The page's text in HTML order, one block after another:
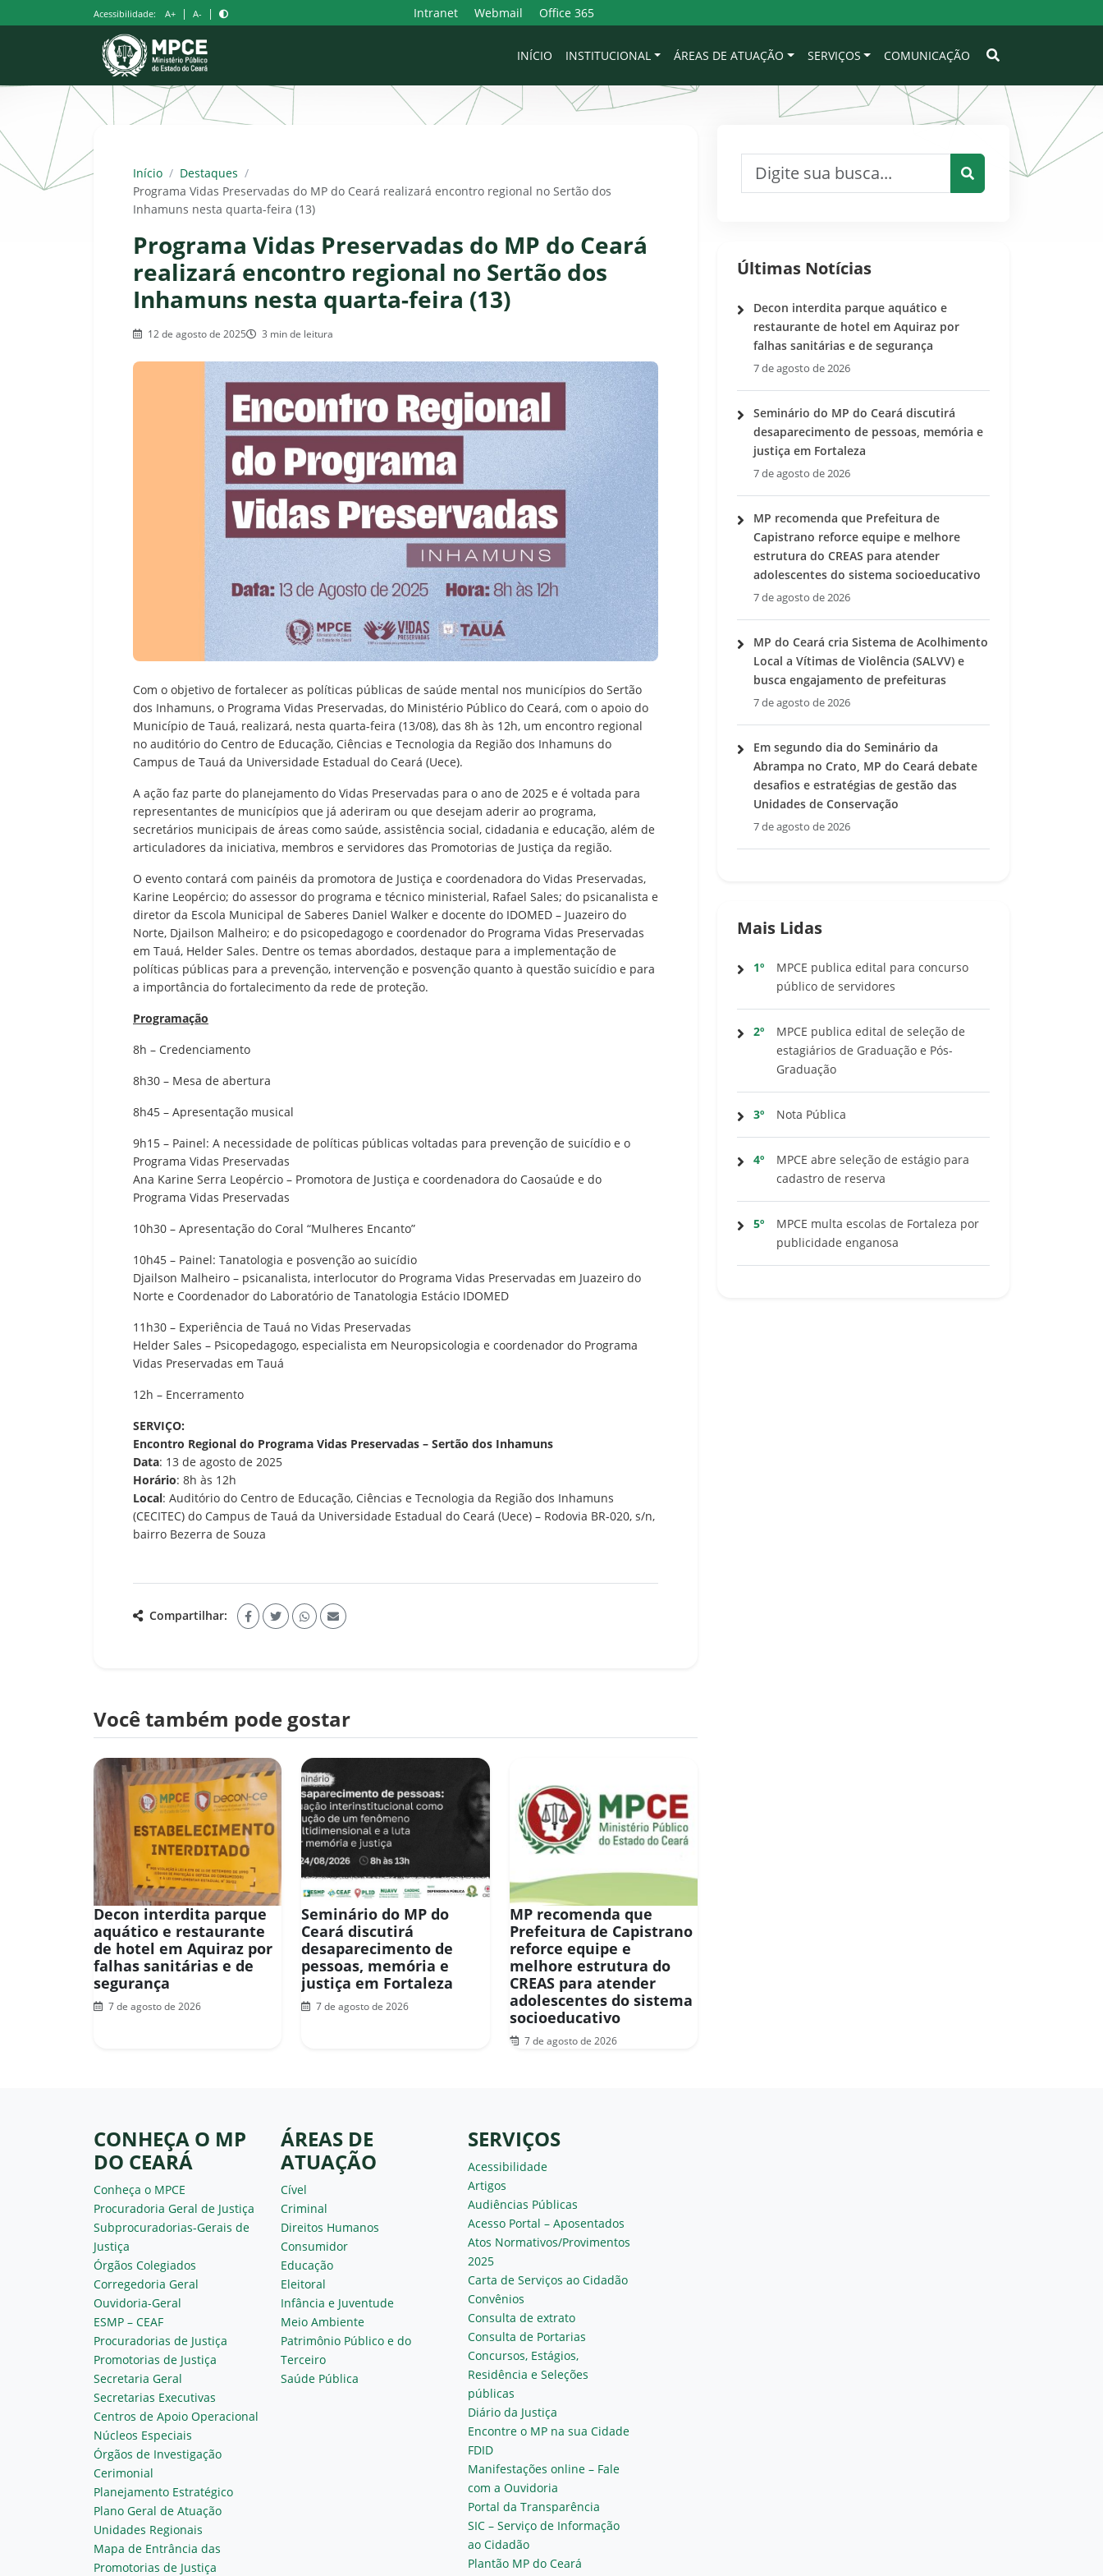
para
Acessibilidade: A+ | A- | Intranet Webmail Office 365
INÍCIO INSTITUCIONAL ÁREAS DE ATUAÇÃO SERVIÇOS COMUNICAÇÃO
Início / Destaques /
Programa Vidas Preservadas do MP do Ceará realizará encontro regional no Sertão dos
Inhamuns nesta quarta-feira (13)
Programa Vidas Preservadas do MP do Ceará
realizará encontro regional no Sertão dos
Inhamuns nesta quarta-feira (13)
12 de agosto de 2025 3 min de leitura
Com o objetivo de fortalecer as políticas públicas de saúde mental nos municípios do Sertão
dos Inhamuns, o Programa Vidas Preservadas, do Ministério Público do Ceará, com o apoio do
Município de Tauá, realizará, nesta quarta-feira (13/08), das 8h às 12h, um encontro regional
no auditório do Centro de Educação, Ciências e Tecnologia da Região dos Inhamuns do
Campus de Tauá da Universidade Estadual do Ceará (Uece).
A ação faz parte do planejamento do Vidas Preservadas para o ano de 2025 e é voltada para
representantes de municípios que já aderiram ou que desejam aderir ao programa,
secretários municipais de áreas como saúde, assistência social, cidadania e educação, além de
articuladores da iniciativa, membros e servidores das Promotorias de Justiça da região.
O evento contará com painéis da promotora de Justiça e coordenadora do Vidas Preservadas,
Karine Leopércio; do assessor do programa e técnico ministerial, Rafael Sales; do psicanalista e
diretor da Escola Municipal de Saberes Daniel Walker e docente do IDOMED – Juazeiro do
Norte, Djailson Malheiro; e do psicopedagogo e coordenador do Programa Vidas Preservadas
em Tauá, Helder Sales. Dentre os temas abordados, destaque para a implementação de
políticas públicas para a prevenção, intervenção e posvenção quanto à questão suicídio e para
a importância do fortalecimento da rede de proteção.
Programação
8h – Credenciamento
8h30 – Mesa de abertura
8h45 – Apresentação musical
9h15 – Painel: A necessidade de políticas públicas voltadas para prevenção de suicídio e o
Programa Vidas Preservadas
Ana Karine Serra Leopércio – Promotora de Justiça e coordenadora do Caosaúde e do
Programa Vidas Preservadas
10h30 – Apresentação do Coral “Mulheres Encanto”
10h45 – Painel: Tanatologia e posvenção ao suicídio
Djailson Malheiro – psicanalista, interlocutor do Programa Vidas Preservadas em Juazeiro do
Norte e Coordenador do Laboratório de Tanatologia Estácio IDOMED
11h30 – Experiência de Tauá no Vidas Preservadas
Helder Sales – Psicopedagogo, especialista em Neuropsicologia e coordenador do Programa
Vidas Preservadas em Tauá
12h – Encerramento
SERVIÇO:
Encontro Regional do Programa Vidas Preservadas – Sertão dos Inhamuns
Data: 13 de agosto de 2025
Horário: 8h às 12h
Local: Auditório do Centro de Educação, Ciências e Tecnologia da Região dos Inhamuns
(CECITEC) do Campus de Tauá da Universidade Estadual do Ceará (Uece) – Rodovia BR-020, s/n,
bairro Bezerra de Souza
Compartilhar:
Você também pode gostar
Decon interdita parque
aquático e restaurante
de hotel em Aquiraz por
falhas sanitárias e de
segurança
7 de agosto de 2026
Seminário do MP do
Ceará discutirá
desaparecimento de
pessoas, memória e
justiça em Fortaleza
7 de agosto de 2026
MP recomenda que
Prefeitura de Capistrano
reforce equipe e
melhore estrutura do
CREAS para atender
adolescentes do sistema
socioeducativo
7 de agosto de 2026
Pesquisar
Últimas Notícias
Decon interdita parque aquático e
restaurante de hotel em Aquiraz por
falhas sanitárias e de segurança
7 de agosto de 2026
Seminário do MP do Ceará discutirá
desaparecimento de pessoas, memória e
justiça em Fortaleza
7 de agosto de 2026
MP recomenda que Prefeitura de
Capistrano reforce equipe e melhore
estrutura do CREAS para atender
adolescentes do sistema socioeducativo
7 de agosto de 2026
MP do Ceará cria Sistema de Acolhimento
Local a Vítimas de Violência (SALVV) e
busca engajamento de prefeituras
7 de agosto de 2026
Em segundo dia do Seminário da
Abrampa no Crato, MP do Ceará debate
desafios e estratégias de gestão das
Unidades de Conservação
7 de agosto de 2026
Mais Lidas
1º
MPCE publica edital para concurso
público de servidores
2º
MPCE publica edital de seleção de
estagiários de Graduação e Pós-
Graduação
3º Nota Pública
4º
MPCE abre seleção de estágio para
cadastro de reserva
5º
MPCE multa escolas de Fortaleza por
publicidade enganosa
CONHEÇA O MP
DO CEARÁ
Conheça o MPCE
Procuradoria Geral de Justiça
Subprocuradorias-Gerais de
Justiça
Órgãos Colegiados
Corregedoria Geral
Ouvidoria-Geral
ESMP – CEAF
Procuradorias de Justiça
Promotorias de Justiça
Secretaria Geral
Secretarias Executivas
Centros de Apoio Operacional
Núcleos Especiais
Órgãos de Investigação
Cerimonial
Planejamento Estratégico
Plano Geral de Atuação
Unidades Regionais
Mapa de Entrância das
Promotorias de Justiça
ÁREAS DE
ATUAÇÃO
Cível
Criminal
Direitos Humanos
Consumidor
Educação
Eleitoral
Infância e Juventude
Meio Ambiente
Patrimônio Público e do
Terceiro
Saúde Pública
SERVIÇOS
Acessibilidade
Artigos
Audiências Públicas
Acesso Portal – Aposentados
Atos Normativos/Provimentos
2025
Carta de Serviços ao Cidadão
Convênios
Consulta de extrato
Consulta de Portarias
Concursos, Estágios,
Residência e Seleções
públicas
Diário da Justiça
Encontre o MP na sua Cidade
FDID
Manifestações online – Fale
com a Ouvidoria
Portal da Transparência
SIC – Serviço de Informação
ao Cidadão
Plantão MP do Ceará